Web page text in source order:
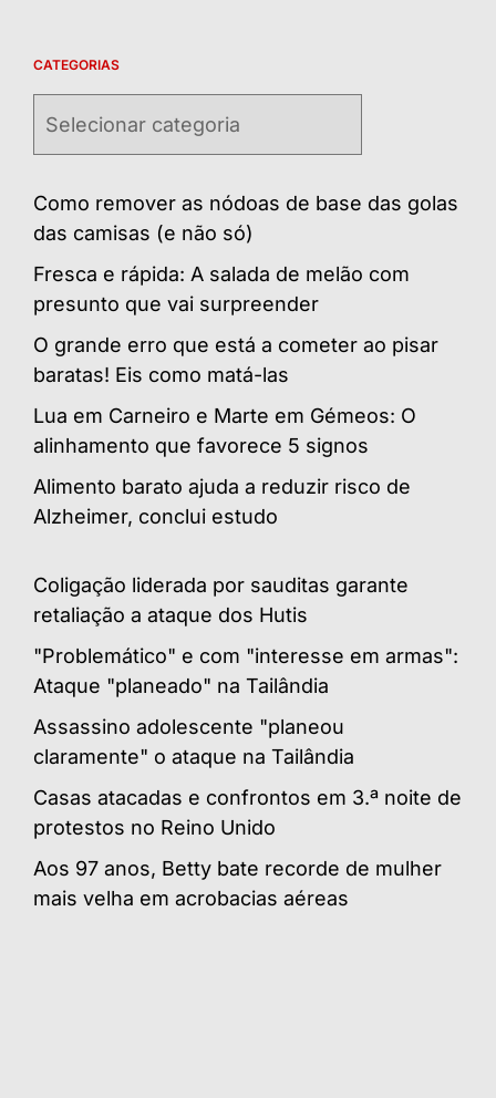
CATEGORIAS
Como remover as nódoas de base das golas
das camisas (e não só)
Fresca e rápida: A salada de melão com
presunto que vai surpreender
O grande erro que está a cometer ao pisar
baratas! Eis como matá-las
Lua em Carneiro e Marte em Gémeos: O
alinhamento que favorece 5 signos
Alimento barato ajuda a reduzir risco de
Alzheimer, conclui estudo
Coligação liderada por sauditas garante
retaliação a ataque dos Hutis
"Problemático" e com "interesse em armas":
Ataque "planeado" na Tailândia
Assassino adolescente "planeou
claramente" o ataque na Tailândia
Casas atacadas e confrontos em 3.ª noite de
protestos no Reino Unido
Aos 97 anos, Betty bate recorde de mulher
mais velha em acrobacias aéreas